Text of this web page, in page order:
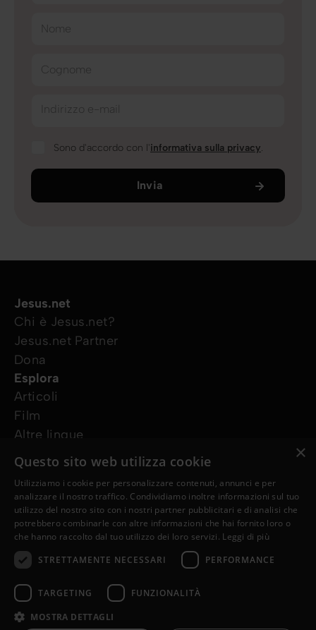
Nome
Cognome
Indirizzo e-mail
Sono d'accordo con l'informativa sulla privacy.
Invia
Jesus.net
Chi è Jesus.net?
Jesus.net Partner
Dona
Esplora
Articoli
Film
Altre lingue
I nostri progetti
Altri siti web
Ho bisogno di preghiera
Ho una domanda
Seguici
×
Questo sito web utilizza cookie
Utilizziamo i cookie per personalizzare contenuti, annunci e per
analizzare il nostro traffico. Condividiamo inoltre informazioni sul tuo
utilizzo del nostro sito con i nostri partner pubblicitari e di analisi che
potrebbero combinarle con altre informazioni che hai fornito loro o
che hanno raccolto dal tuo utilizzo dei loro servizi. Leggi di più
STRETTAMENTE NECESSARI
PERFORMANCE
TARGETING FUNZIONALITÀ
MOSTRA DETTAGLI